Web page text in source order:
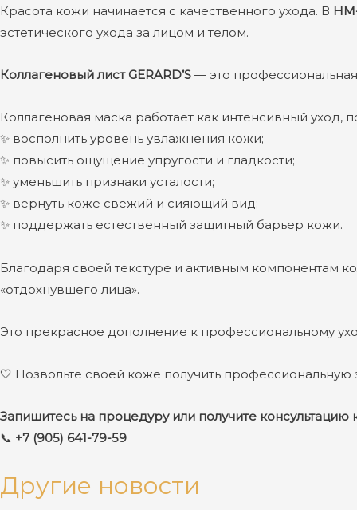
Красота кожи начинается с качественного ухода. В
эстетического ухода за лицом и телом.
Коллагеновый лист GERARD’S — это
Коллагеновая маска работает как интенсивный уход,
✨ восполнить уровень увлажнения кожи;
✨ повысить ощущение упругости и гладкости;
✨ уменьшить признаки усталости;
✨ вернуть коже свежий и сияющий вид;
✨ поддержать естественный защитный барьер кожи.
Благодаря своей текстуре и активным компонентам
«отдохнувшего лица».
Это прекрасное дополнение к профессиональному
🤍 Позвольте своей коже получить профессиональную
Запишитесь на процедуру или получите консультацию
📞 +7 (905) 641-79-59
Другие новости